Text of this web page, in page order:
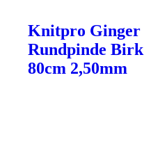
Knitpro Ginger
Rundpinde Birk
80cm 2,50mm